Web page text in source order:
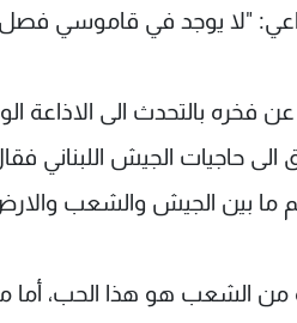
"لا يوجد في قاموسي
عن فخره بالتحدث الى
الى حاجيات الجيش
ما بين الجيش والشعب
من الشعب هو هذا الحب، أما